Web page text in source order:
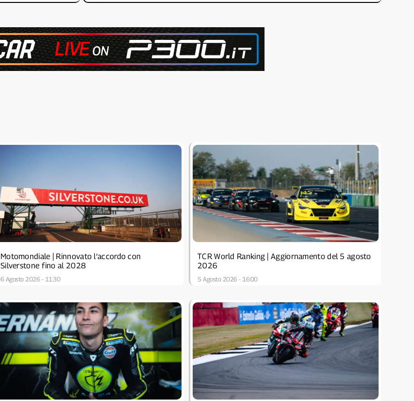
Motomondiale | Rinnovato l’accordo con
Silverstone fino al 2028
6 Agosto 2026 - 11:30
TCR World Ranking | Aggiornamento del 5 agosto
2026
5 Agosto 2026 - 16:00